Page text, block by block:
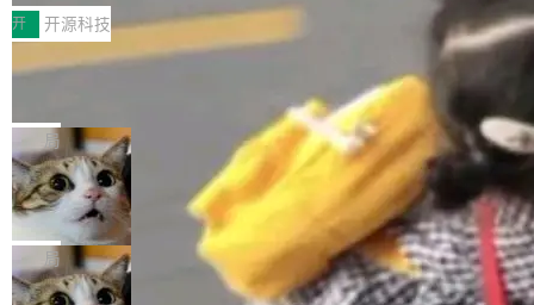
常维护操作，并完整支持 Iceberg V3 格式。
村国家自主创新示范区会议中心开幕。本届大会
由中关村智联软件服务业质量创新联盟主办，以
“智构可信·质创未来——AI原生时代的质量新范
式”为主题，直面AI从实验室走向规模化产业落地
的核心质量命题。会上，《2026智能研发生产力
工具选型手册》发布，Testin云测的Testin XAge
nt智能测试系统入选AI测试领域代表产品。对CI
O而言，这提示了一个转变：AI测试正在从效率
工具升级为企业的质量基础设施。 CIO面对的新
现实 过去两年，CIO们的焦虑清单上多了两项：
开 开源科技
让非法状态不可表示：一篇关于 ADT
有一种东西，一旦用过就回不去了。Alex Fedos
eev 管它叫"软件设计的基石"。 他说的东西不新
鲜——代数数据类型（ADT），尤其是和类型
（sum type）。但他说清楚了一件事：这不是类
型系统的学术体操，是日常编码的思维方式。 文
章从一个简单的例子切入。一个网站的深色主题
设置，如果用布尔值 + 可空字段来表示——bool
局
Cloudflare 开源内部企业 AI 平台 Clou
dflare OS
Cloudflare 发布了一个开源项目 Cloudflare O
S。如果你只看官方博客，你会觉得这是又一
个"AI 知识库 + 聊天机器人"——每个大厂都在
局